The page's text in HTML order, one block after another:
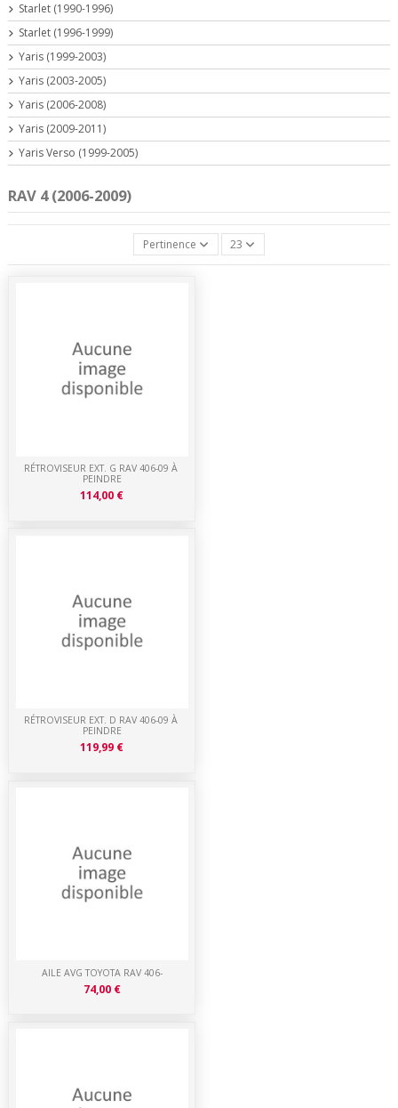
RAV 4 (2006-2009)
Pertinence 23
AILE AVG TOYOTA RAV 406-
74,00 €
RÉTROVISEUR EXT. D RAV 406-09 À
PEINDRE
119,99 €
RÉTROVISEUR EXT. G RAV 406-09 À
PEINDRE
114,00 €
Starlet (1990-1996)
Starlet (1996-1999)
Yaris (1999-2003)
Yaris (2003-2005)
Yaris (2006-2008)
Yaris (2009-2011)
Yaris Verso (1999-2005)